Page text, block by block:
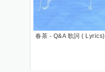
春茶 - Q&A 歌詞 ( Lyrics)